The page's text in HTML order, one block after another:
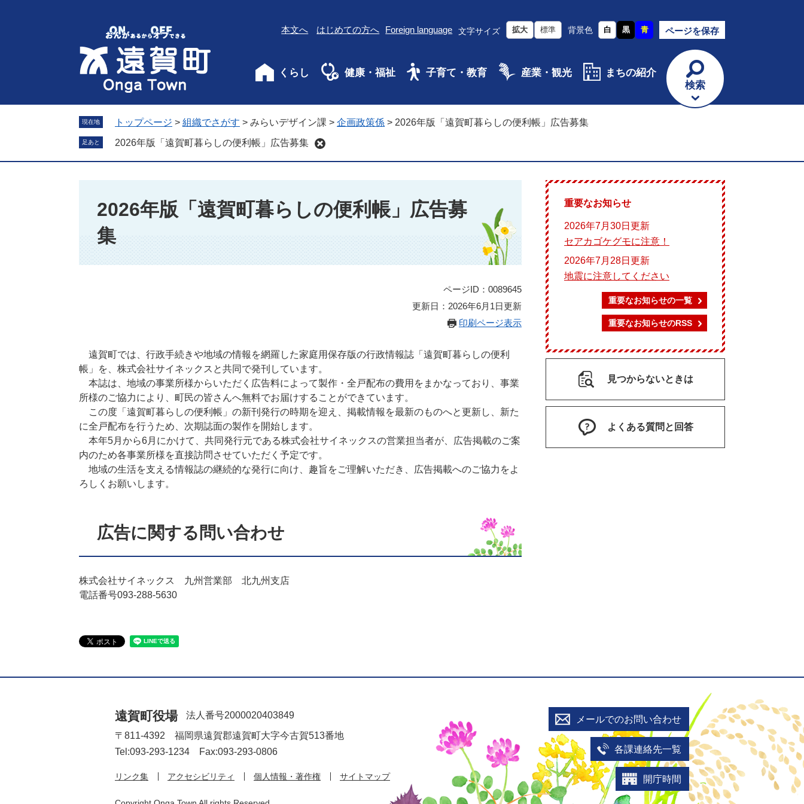
す
し
へ
本文へ はじめての方へ Foreign language 文字サイズ 拡大 標準 背景色 白 黒 青 ページを保存
くらし 健康・福祉 子育て・教育 産業・観光
まちの紹介
検索
現在地 トップページ > 組織でさがす > みらいデザイン課 > 企画政策係 > 2026年版「遠賀町暮らしの便利帳」広告募集
足あと 2026年版「遠賀町暮らしの便利帳」広告募集
2026年版「遠賀町暮らしの便利帳」広告募
集
ページID：0089645
更新日：2026年6月1日更新
印刷ページ表示
遠賀町では、行政手続きや地域の情報を網羅した家庭用保存版の行政情報誌「遠賀町暮らしの便利
帳」を、株式会社サイネックスと共同で発刊しています。
本誌は、地域の事業所様からいただく広告料によって製作・全戸配布の費用をまかなっており、事業
所様のご協力により、町民の皆さんへ無料でお届けすることができています。
この度「遠賀町暮らしの便利帳」の新刊発行の時期を迎え、掲載情報を最新のものへと更新し、新た
に全戸配布を行うため、次期誌面の製作を開始します。
本年5月から6月にかけて、共同発行元である株式会社サイネックスの営業担当者が、広告掲載のご案
内のため各事業所様を直接訪問させていただく予定です。
地域の生活を支える情報誌の継続的な発行に向け、趣旨をご理解いただき、広告掲載へのご協力をよ
ろしくお願いします。
広告に関する問い合わせ
株式会社サイネックス 九州営業部 北九州支店
電話番号093-288-5630
重要なお知らせ
2026年7月30日更新
セアカゴケグモに注意！
2026年7月28日更新
地震に注意してください
重要なお知らせの一覧
重要なお知らせのRSS
見つからないときは
よくある質問と回答
遠賀町役場
法人番号2000020403849
〒811-4392 福岡県遠賀郡遠賀町大字今古賀513番地
Tel:093-293-1234 Fax:093-293-0806
リンク集 アクセシビリティ 個人情報・著作権 サイトマップ
メールでのお問い合わせ
各課連絡先一覧
開庁時間